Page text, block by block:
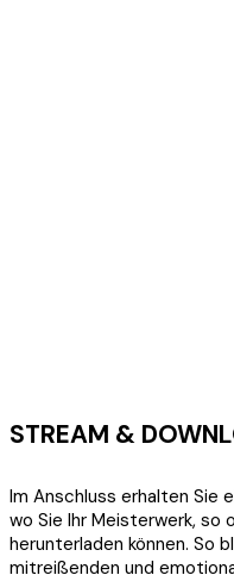
STREAM &
Im Anschluss erhalten Sie
wo Sie Ihr Meisterwerk,
herunterladen können. So
mitreißenden und